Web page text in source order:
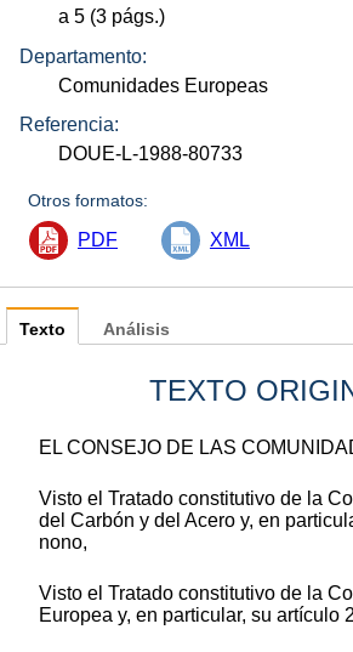
a 5 (3 págs.)
Departamento:
Comunidades Europeas
Referencia:
DOUE-L-1988-80733
Otros formatos:
PDF XML
Texto
TEXTO
EL CONSEJO DE LAS
Visto el Tratado constitutivo de la
del Carbón y del Acero y, en
nono,
Visto el Tratado constitutivo de la
Europea y, en particular, su artículo
Análisis